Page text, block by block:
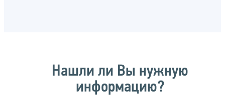
Нашли ли Вы нужную
информацию?